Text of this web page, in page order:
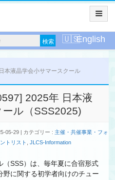
English
本液晶学会小サマースクール
2025年 日本液
ル（SSS2025)
05-29 カテゴリー :主催・共催事業・フォ
トリスト ,JLCS-Information
（SSS）は、毎年夏に合宿形式
に関する初学者向けのチュー